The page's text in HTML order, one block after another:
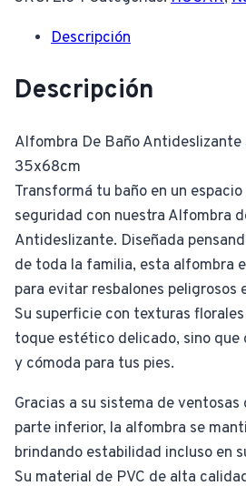
Descripción
Descripción
Alfombra De Baño Antideslizante
35x68cm
Transformá tu baño en un
seguridad con nuestra Alfombra
Antideslizante. Diseñada
de toda la familia, esta alfombra
para evitar resbalones peligrosos
Su superficie con texturas
toque estético delicado, sino que
y cómoda para tus pies.
Gracias a su sistema de
parte inferior, la alfombra se
brindando estabilidad incluso en
Su material de PVC de alta